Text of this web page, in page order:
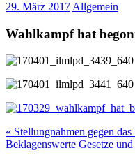
29. März 2017 Allgemein
Wahlkampf hat
« Stellungnahmen gegen
Beklagenswerte Gesetze